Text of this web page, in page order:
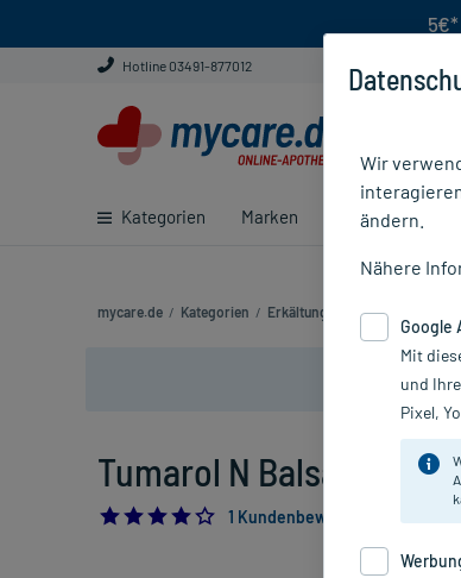
5€*
Hotline 03491-877012
Kategorien Marken Ratgeber
mycare.de / Kategorien / Erkältung & Abwehr
Tumarol N Balsam, 50 g
4.0
1 Kundenbewertung*
Wir
ändern.
Nähere
Google
Mit
und
Pixel,